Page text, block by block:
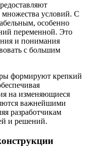
множества условий. С
особенно
переменной. Это
и понимания
с большим
формируют крепкий
на изменяющиеся
важнейшими
разработчикам
и решений.